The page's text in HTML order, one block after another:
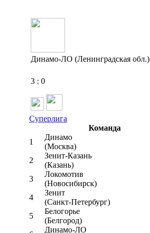
Динамо-ЛО (Ленинградская обл.)
3 : 0
Суперлига
Команда
1
Динамо
(Москва)
2
Зенит-Казань
(Казань)
3
Локомотив
(Новосибирск)
4
Зенит
(Санкт-Петербург)
5
Белогорье
(Белгород)
Динамо-ЛО